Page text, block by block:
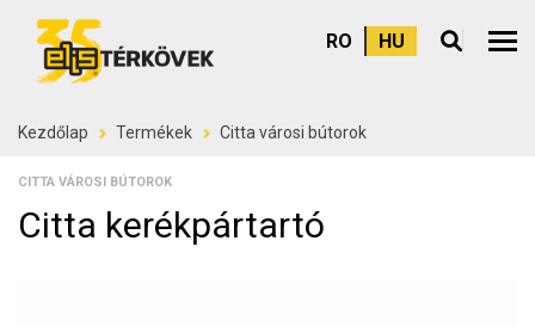
RO HU
Kezdőlap Termékek Citta városi bútorok
CITTA VÁROSI BÚTOROK
Citta kerékpártartó